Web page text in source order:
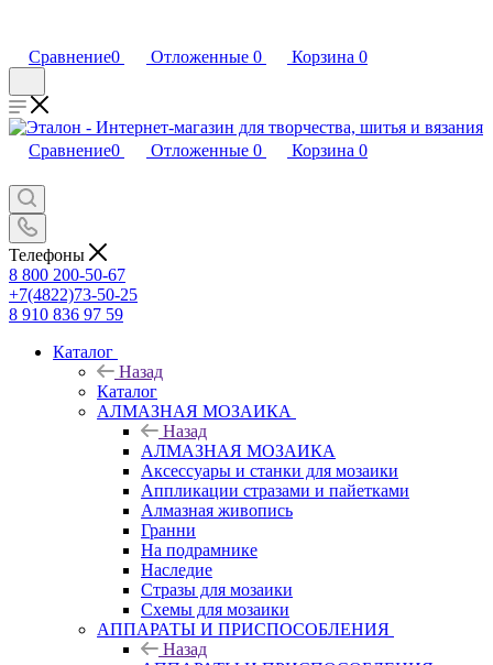
Сравнение0 Отложенные 0 Корзина 0
Сравнение0 Отложенные 0 Корзина 0
Телефоны
8 800 200-50-67
+7(4822)73-50-25
8 910 836 97 59
Каталог
Назад
Каталог
АЛМАЗНАЯ МОЗАИКА
Назад
АЛМАЗНАЯ МОЗАИКА
Аксессуары и станки для мозаики
Аппликации стразами и пайетками
Алмазная живопись
Гранни
На подрамнике
Наследие
Стразы для мозаики
Схемы для мозаики
АППАРАТЫ И ПРИСПОСОБЛЕНИЯ
Назад